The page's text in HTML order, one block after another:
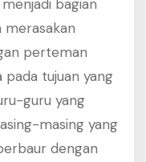
bagian
merasakan
perteman
tujuan yang
guru yang
masing yang
dengan